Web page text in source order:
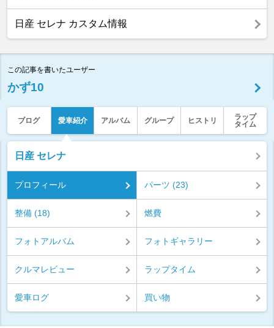
日産 セレナ カスタム情報
この記事を書いたユーザー
かず10
ブログ 愛車紹介 アルバム グループ ヒストリ
ラップ
タイム
日産 セレナ
プロフィール パーツ (23)
整備 (18) 燃費
フォトアルバム フォトギャラリー
クルマレビュー ラップタイム
愛車ログ 買い物